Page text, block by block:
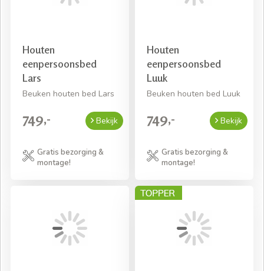
Houten
eenpersoonsbed
Lars
Beuken houten bed Lars
749,- Bekijk
Gratis bezorging &
montage!
Houten
eenpersoonsbed
Luuk
Beuken houten bed Luuk
749,- Bekijk
Gratis bezorging &
montage!